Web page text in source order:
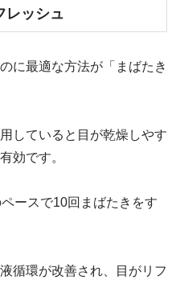
レッシュ
に最適な方法が「まばたき
していると目が乾燥しやす
効です。
ースで10回まばたきをす
循環が改善され、目がリフ